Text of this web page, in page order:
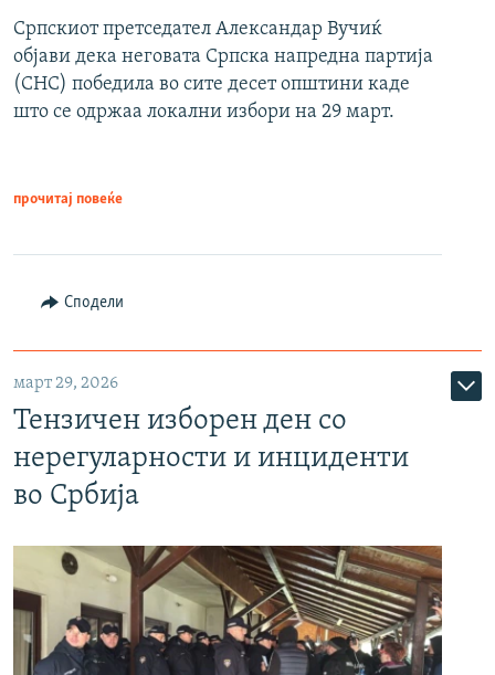
Српскиот претседател Александар Вучиќ
објави дека неговата Српска напредна партија
(СНС) победила во сите десет општини каде
што се одржаа локални избори на 29 март.
прочитај повеќе
Сподели
март 29, 2026
Тензичен изборен ден со
нерегуларности и инциденти
во Србија